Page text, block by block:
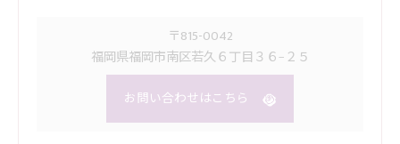
〒815-0042
福岡県福岡市南区若久６丁目３６−２５
お問い合わせはこちら